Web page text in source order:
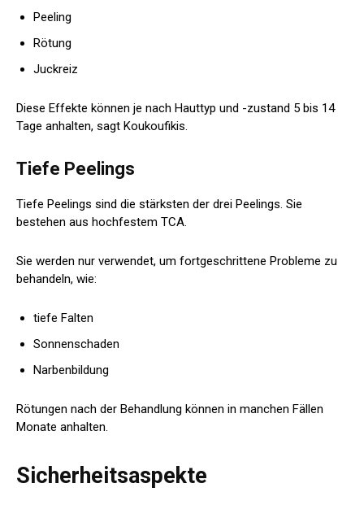
Peeling
Rötung
Juckreiz
Diese Effekte können je nach Hauttyp und -zustand 5 bis 14
Tage anhalten, sagt Koukoufikis.
Tiefe Peelings
Tiefe Peelings sind die stärksten der drei Peelings. Sie
bestehen aus hochfestem TCA.
Sie werden nur verwendet, um fortgeschrittene Probleme zu
behandeln, wie:
tiefe Falten
Sonnenschaden
Narbenbildung
Rötungen nach der Behandlung können in manchen Fällen
Monate anhalten.
Sicherheitsaspekte